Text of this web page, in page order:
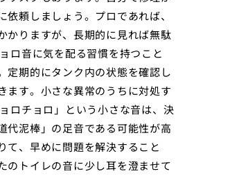
頼しましょう。プロであれば、
かりますが、長期的に見れば無駄
ロ音に気を配る習慣を持つこと
定期的にタンク内の状態を確認し
ます。小さな異常のうちに対処す
ロチョロ」という小さな音は、決
代泥棒」の足音である可能性が高
て、早めに問題を解決すること
のトイレの音に少し耳を澄ませて